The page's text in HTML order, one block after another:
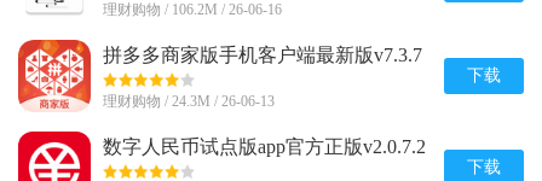
理财购物 / 106.2M / 26-06-16
拼多多商家版手机客户端最新版v7.3.7
安卓版
理财购物 / 24.3M / 26-06-13
下载
数字人民币试点版app官方正版v2.0.7.2
安卓版
下载